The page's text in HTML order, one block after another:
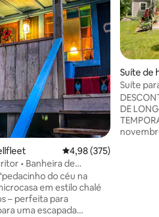
4,98 de uma avaliação
4,98 (375)
• Banheira de
no local e sauna a lenha
do céu na
em estilo chalé
– perfeita para
uma escapada
Suíte de
h
Suíte
DE